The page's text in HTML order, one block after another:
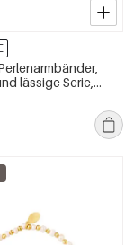
lässige Serie,